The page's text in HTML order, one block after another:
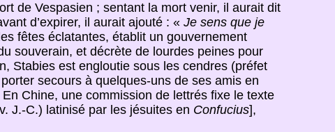
de Vespasien ; sentant la mort venir, il aurait dit
d’expirer, il aurait ajouté : « Je sens que je
fêtes éclatantes, établit un gouvernement
souverain, et décrète de lourdes peines pour
Stabies est engloutie sous les cendres (préfet
secours à quelques-uns de ses amis en
Chine, une commission de lettrés fixe le texte
J.-C.) latinisé par les jésuites en Confucius],